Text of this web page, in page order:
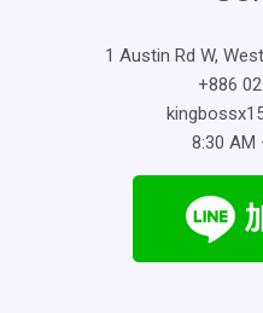
1 Austin Rd W,
+886
8:30 AM